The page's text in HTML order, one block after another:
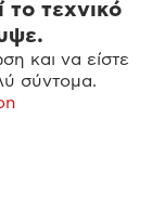
τεχνικό
και να είστε
σύντομα.